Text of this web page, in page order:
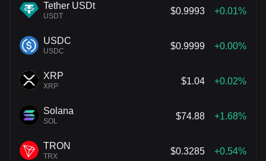
Tether USDt
USDT
$0.9993 +0.01%
USDC
USDC
$0.9999 +0.00%
XRP
XRP
$1.04 +0.02%
Solana
SOL
$74.88 +1.68%
TRON
TRX
$0.3285 +0.54%